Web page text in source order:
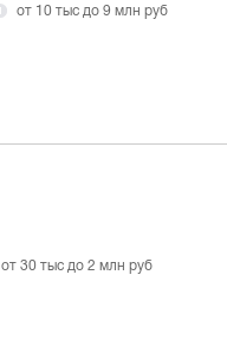
от 10 тыс до 9 млн руб
от 30 тыс до 2 млн руб